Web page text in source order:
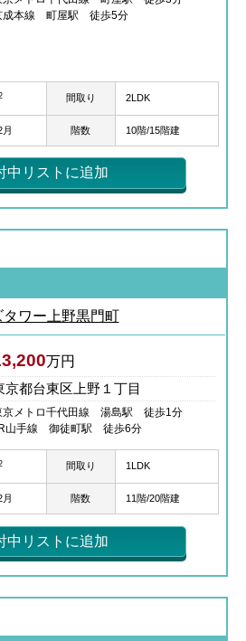
成本線 町屋駅 徒歩5分
間取り 2LDK
階数 10階/15階建
中リストに追加
タワー上野黒門町
万円
京都台東区上野１丁目
京メトロ千代田線 湯島駅 徒歩1分
山手線 御徒町駅 徒歩6分
間取り 1LDK
階数 11階/20階建
中リストに追加